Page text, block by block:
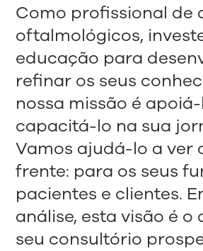
Como profissional de
oftalmológicos,
educação para
refinar os seus
nossa missão é
capacitá-lo na sua
Vamos ajudá-lo a ver
frente: para os seus
pacientes e clientes.
análise, esta visão é o
seu consultório